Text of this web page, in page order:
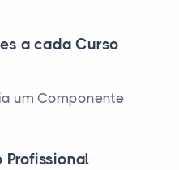
a cada Curso
um Componente
Profissional